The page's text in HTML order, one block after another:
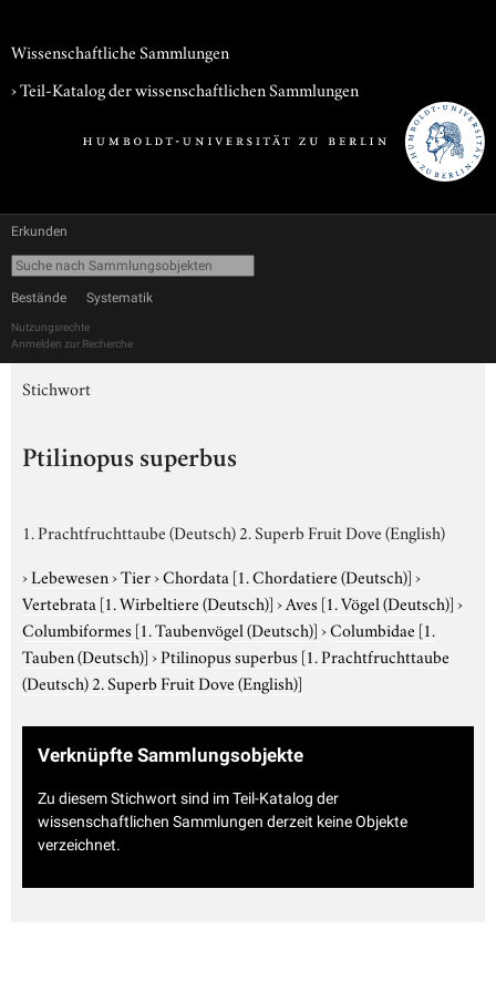
Wissenschaftliche Sammlungen
› Teil-Katalog der wissenschaftlichen Sammlungen
Erkunden
Bestände Systematik
Nutzungsrechte
Anmelden zur Recherche
Stichwort
Ptilinopus superbus
1. Prachtfruchttaube (Deutsch) 2. Superb Fruit Dove (English)
›Lebewesen›Tier›Chordata [1. Chordatiere (Deutsch)]›
Vertebrata [1. Wirbeltiere (Deutsch)]›Aves [1. Vögel (Deutsch)]›
Columbiformes [1. Taubenvögel (Deutsch)]›Columbidae [1.
Tauben (Deutsch)]›Ptilinopus superbus [1. Prachtfruchttaube
(Deutsch) 2. Superb Fruit Dove (English)]
Verknüpfte Sammlungsobjekte
Zu diesem Stichwort sind im Teil-Katalog der
wissenschaftlichen Sammlungen derzeit keine Objekte
verzeichnet.